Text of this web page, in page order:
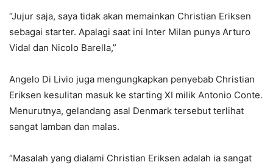
“Jujur saja, saya tidak akan memainkan Christian Eriksen
sebagai starter. Apalagi saat ini Inter Milan punya Arturo
Vidal dan Nicolo Barella,”
Angelo Di Livio juga mengungkapkan penyebab Christian
Eriksen kesulitan masuk ke starting XI milik Antonio Conte.
Menurutnya, gelandang asal Denmark tersebut terlihat
sangat lamban dan malas.
“Masalah yang dialami Christian Eriksen adalah ia sangat